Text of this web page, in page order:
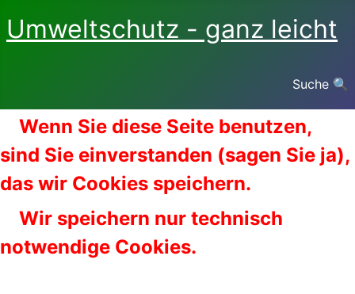
Umweltschutz - ganz leicht
Suche 🔍
Wenn Sie diese Seite benutzen,
sind Sie einverstanden (sagen Sie ja),
das wir Cookies speichern.
Wir speichern nur technisch
notwendige Cookies.